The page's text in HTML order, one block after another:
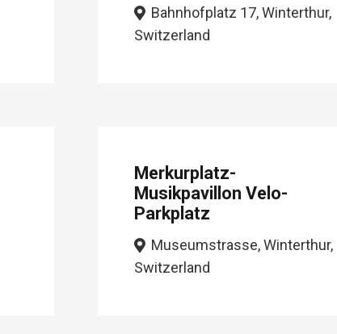
Bahnhofplatz 17, Winterthur,
Switzerland
Merkurplatz-
Musikpavillon Velo-
Parkplatz
Museumstrasse, Winterthur,
Switzerland